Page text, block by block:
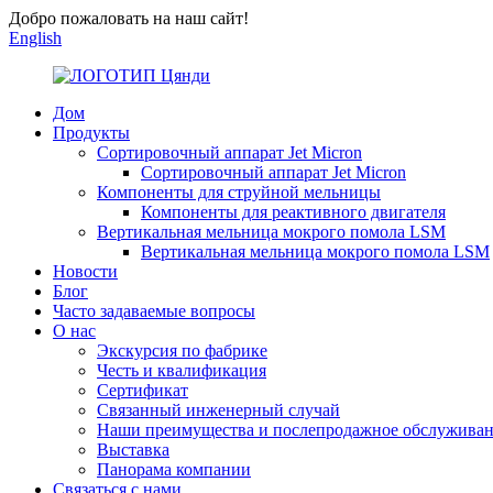
Добро пожаловать на наш сайт!
English
Дом
Продукты
Сортировочный аппарат Jet Micron
Сортировочный аппарат Jet Micron
Компоненты для струйной мельницы
Компоненты для реактивного двигателя
Вертикальная мельница мокрого помола LSM
Вертикальная мельница мокрого помола LSM
Новости
Блог
Часто задаваемые вопросы
О нас
Экскурсия по фабрике
Честь и квалификация
Сертификат
Связанный инженерный случай
Наши преимущества и послепродажное
Выставка
Панорама компании
Связаться с нами